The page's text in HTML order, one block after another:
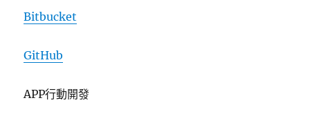
Bitbucket
GitHub
APP行動開發